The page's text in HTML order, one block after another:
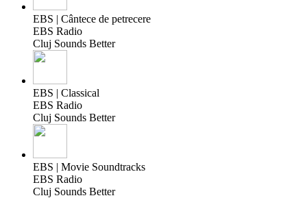
EBS | Cântece de petrecere
EBS Radio
Cluj Sounds Better
EBS | Classical
EBS Radio
Cluj Sounds Better
EBS | Movie Soundtracks
EBS Radio
Cluj Sounds Better